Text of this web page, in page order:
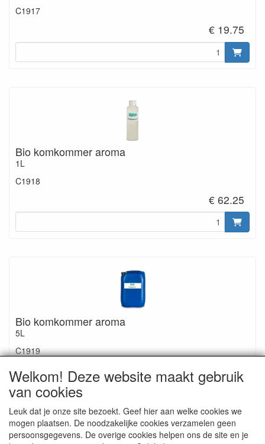
C1917
€ 19.75
Bio komkommer aroma
1L
C1918
€ 62.25
Bio komkommer aroma
5L
C1919
€ 249.00
Ingrediënten: komkommer aroma*, alcohol* 35% vol.
Welkom! Deze website maakt gebruik
van cookies
Leuk dat je onze site bezoekt. Geef hier aan welke cookies we
mogen plaatsen. De noodzakelijke cookies verzamelen geen
persoonsgegevens. De overige cookies helpen ons de site en je